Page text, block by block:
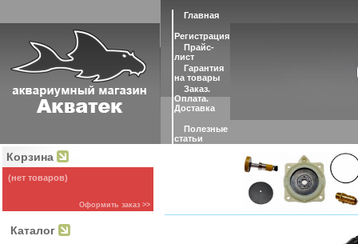
Главная
Регистрация
Прайс-
лист
Гарантия
на товары
Заказ.
Оплата.
Доставка
Полезные
статьи
Корзина
(нет товаров)
Оформить заказ >>
Каталог